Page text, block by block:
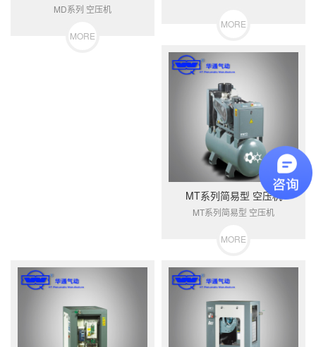
MD系列 空压机
MORE
MORE
MT系列简易型 空压机
MT系列简易型 空压机
MORE